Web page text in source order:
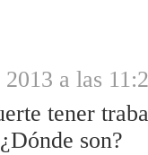
a las
tener
son?